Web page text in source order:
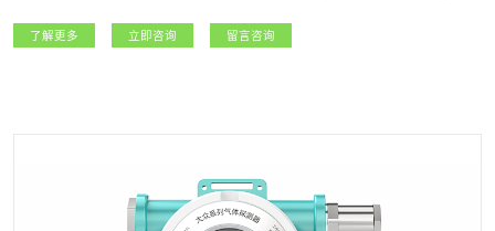
控制主机等上位机进行统一显示管理和控制，从而组成功能强大的智能化气体检
政工程、医疗卫生、冶金等各行业领域。
了解更多 立即咨询 留言咨询